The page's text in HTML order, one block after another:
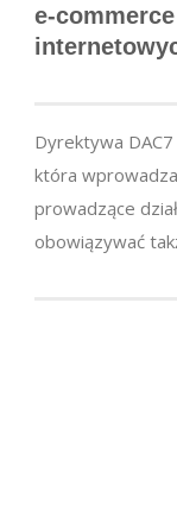
e-commerce
Dyrektywa
która
prowadzące
obowiązywać